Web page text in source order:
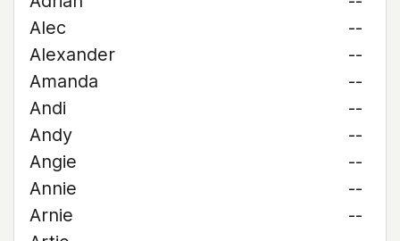
Alec
--
Alexander
--
Amanda
--
Andi
--
Andy
--
Angie
--
Annie
--
Arnie
--